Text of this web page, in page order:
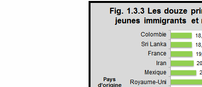
Les douze principaux